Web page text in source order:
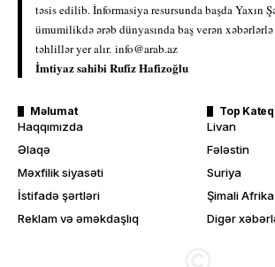
təsis edilib. İnformasiya resursunda başda Yaxın
ümumilikdə ərəb dünyasında baş verən
təhlillər yer alır. info@arab.az
İmtiyaz sahibi Rufiz Hafizoğlu
Məlumat
Haqqımızda
Əlaqə
Məxfilik siyasəti
İstifadə şərtləri
Reklam və əməkdaşlıq
Top
Livan
Fələstin
Suriya
Şimali Afrika
Digər